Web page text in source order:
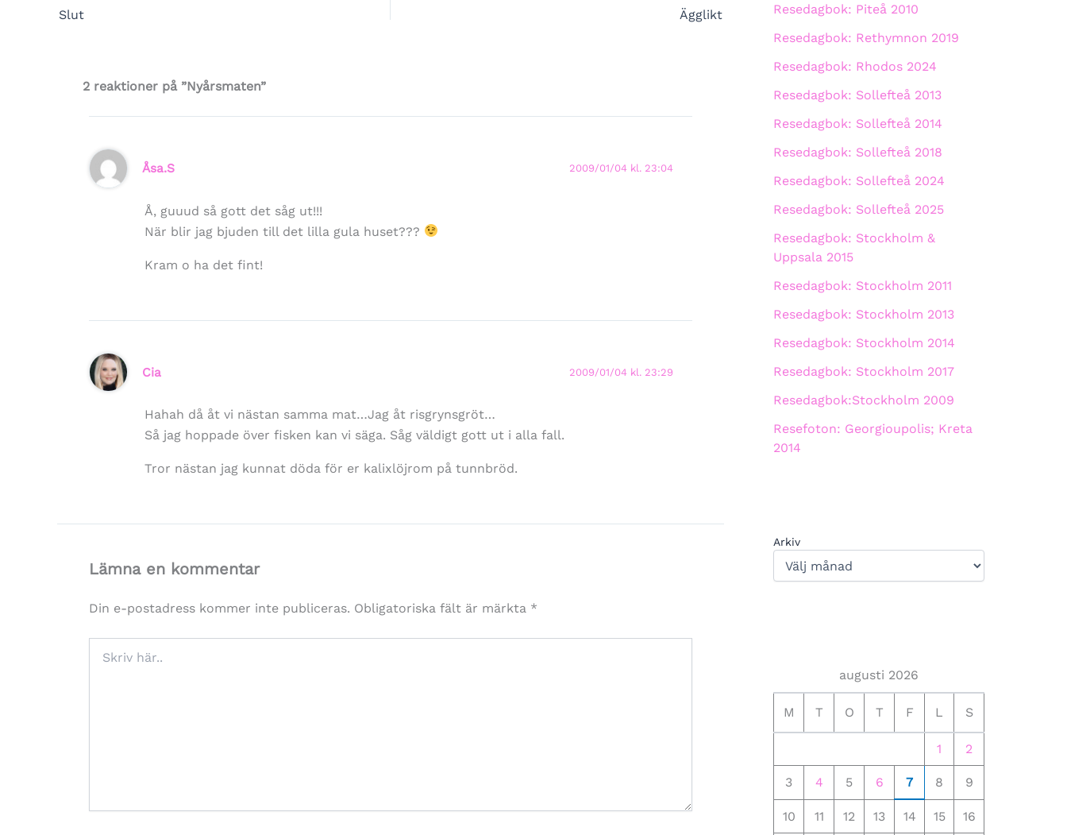
Slut Ägglikt
2 reaktioner på ”Nyårsmaten”
Åsa.S 2009/01/04 kl. 23:04
Å, guuud så gott det såg ut!!!
När blir jag bjuden till det lilla gula huset???
Kram o ha det fint!
Cia 2009/01/04 kl. 23:29
Hahah då åt vi nästan samma mat…Jag åt risgrynsgröt…
Så jag hoppade över fisken kan vi säga. Såg väldigt gott ut i alla fall.
Tror nästan jag kunnat döda för er kalixlöjrom på tunnbröd.
Lämna en kommentar
Din e-postadress kommer inte publiceras. Obligatoriska fält är märkta *
här..
Resedagbok: Piteå 2010
Resedagbok: Rethymnon 2019
Resedagbok: Rhodos 2024
Resedagbok: Sollefteå 2013
Resedagbok: Sollefteå 2014
Resedagbok: Sollefteå 2018
Resedagbok: Sollefteå 2024
Resedagbok: Sollefteå 2025
Resedagbok: Stockholm &
Uppsala 2015
Resedagbok: Stockholm 2011
Resedagbok: Stockholm 2013
Resedagbok: Stockholm 2014
Resedagbok: Stockholm 2017
Resedagbok:Stockholm 2009
Resefoton: Georgioupolis; Kreta
2014
Arkiv
augusti 2026
M T O T F L S
1 2
3 4 5 6 7 8 9
10 11 12 13 14 15 16